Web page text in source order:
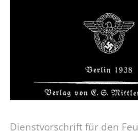
Dienstvorschrift für den